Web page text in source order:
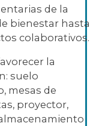
de la
bienestar hasta
colaborativos.
la
suelo
mesas de
proyector,